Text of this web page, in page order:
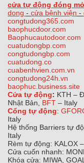
cửa tự động đóng
dong - cửa bệnh viện -
congtudong365.com
baophucdoor.com
Baophucautodoor.com
cuatudongbp.com
congtudongbp.com
cuatudong.co
cuabenhvien.com.vn
congtudong24h.vn
baophuc.business.site
Cửa tự động: KTH –
Nhật Bản, BFT – Italy
Cổng tự động:
Italy
Hệ thống Barriers tự
Italy
Rèm tự động: KALOX
Cửa cuốn nhanh:
Khóa cửa: MIWA,